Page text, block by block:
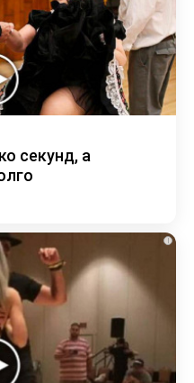
секунд, а
i